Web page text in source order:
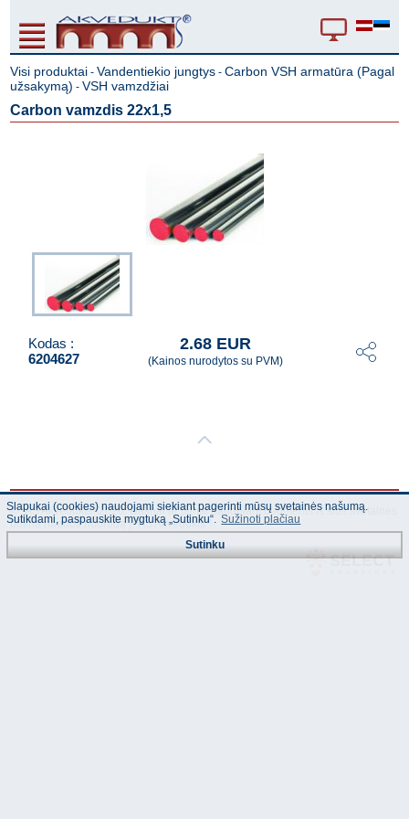
Visi produktai -Vandentiekio jungtys -Carbon VSH armatūra (Pagal
užsakymą) -VSH vamzdžiai
Carbon vamzdis 22x1,5
Kodas :
6204627
2.68 EUR
(Kainos nurodytos su PVM)
© "AS Akvedukts" 2026. Dalinai ar pilnai naudojant duomenis iš šios svetainės
būtina naudoti nuorodą Į "AS Akvedukts"!
Slapukai (cookies) naudojami siekiant pagerinti mūsų svetainės našumą.
Sutikdami, paspauskite mygtuką „Sutinku“. Sužinoti plačiau
Sutinku